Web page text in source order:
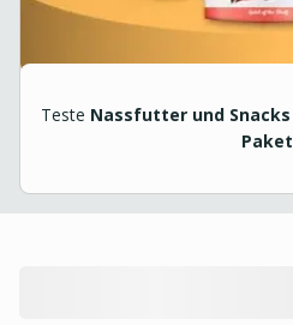
Teste Nassfutter und Snacks
Paket